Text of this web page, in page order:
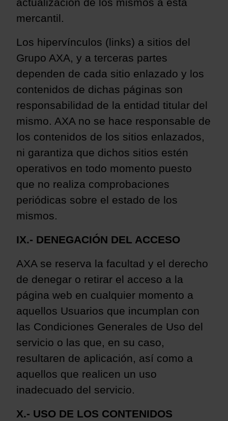
actualización de los mismos a esta
mercantil.
Los hipervínculos (links) a sitios del
Grupo AXA, y a terceras partes
dependen de cada sitio enlazado y los
contenidos de dichas páginas son
responsabilidad de la entidad titular del
mismo. AXA no se hace responsable de
los contenidos de los sitios enlazados,
ni garantiza que dichos sitios estén
operativos en todo momento puesto
que no realiza comprobaciones
periódicas sobre el estado de los
mismos.
IX.- DENEGACIÓN DEL ACCESO
AXA se reserva la facultad y el derecho
de denegar o retirar el acceso a la
página web en cualquier momento a
aquellos Usuarios que incumplan con
las Condiciones Generales de Uso del
servicio o las que, en su caso,
resultaren de aplicación, así como a
aquellos que realicen un uso
inadecuado del servicio.
X.- USO DE LOS CONTENIDOS